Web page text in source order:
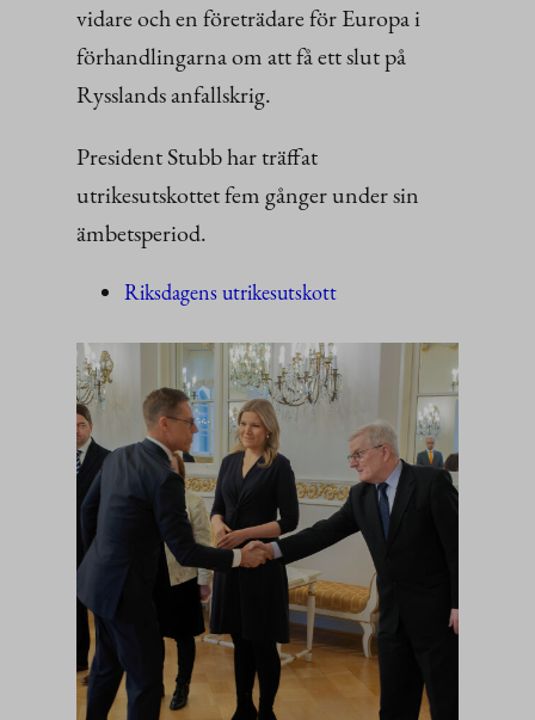
vidare och en företrädare för Europa i
förhandlingarna om att få ett slut på
Rysslands anfallskrig.
President Stubb har träffat
utrikesutskottet fem gånger under sin
ämbetsperiod.
Riksdagens utrikesutskott